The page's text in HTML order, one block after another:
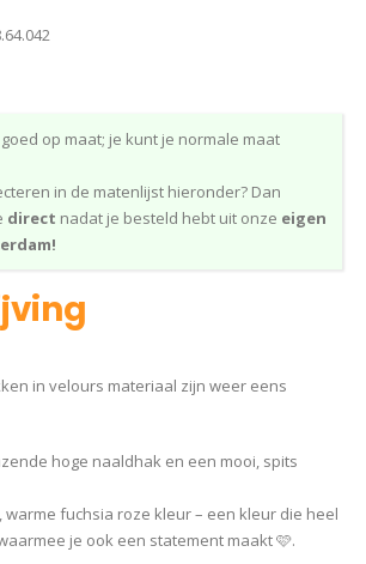
op maat; je kunt je normale maat
in de matenlijst hieronder? Dan
direct nadat je besteld hebt uit onze eigen
in velours materiaal zijn weer eens
hoge naaldhak en een mooi, spits
warme fuchsia roze kleur – een kleur die heel
je ook een statement maakt 🩷.